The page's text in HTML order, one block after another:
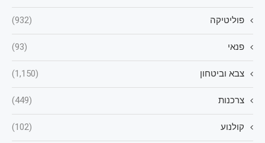
פוליטיקה (932)
פנאי (93)
צבא וביטחון (1,150)
צרכנות (449)
קולנוע (102)